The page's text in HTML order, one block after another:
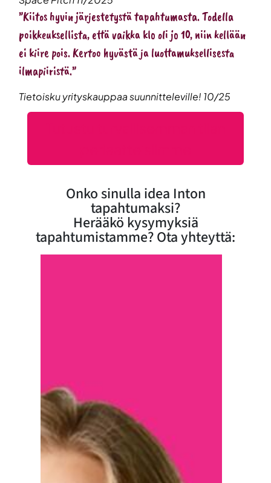
”Kiitos hyvin järjestetystä tapahtumasta. Todella
poikkeuksellista, että vaikka klo oli jo 10, niin kellään
ei kiire pois. Kertoo hyvästä ja luottamuksellisesta
ilmapiiristä.”
Tietoisku yrityskauppaa suunnitteleville! 10/25
Onko sinulla idea Inton
tapahtumaksi?
Herääkö kysymyksiä
tapahtumistamme? Ota yhteyttä: